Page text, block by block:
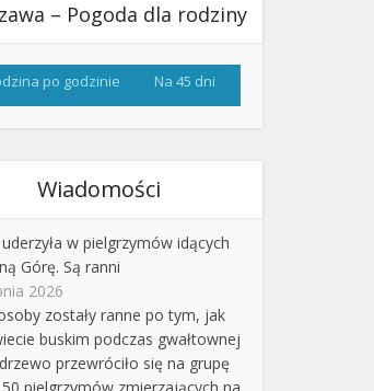
– Pogoda dla rodziny
po godzinie Na 45 dni
Wiadomości
w pielgrzymów idących
Górę. Są ranni
2026
zostały ranne po tym, jak
buskim podczas gwałtownej
przewróciło się na grupę